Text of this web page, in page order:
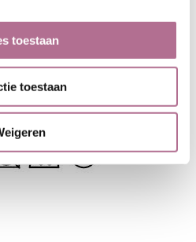
toestaan
toestaan
: geweven en
m2